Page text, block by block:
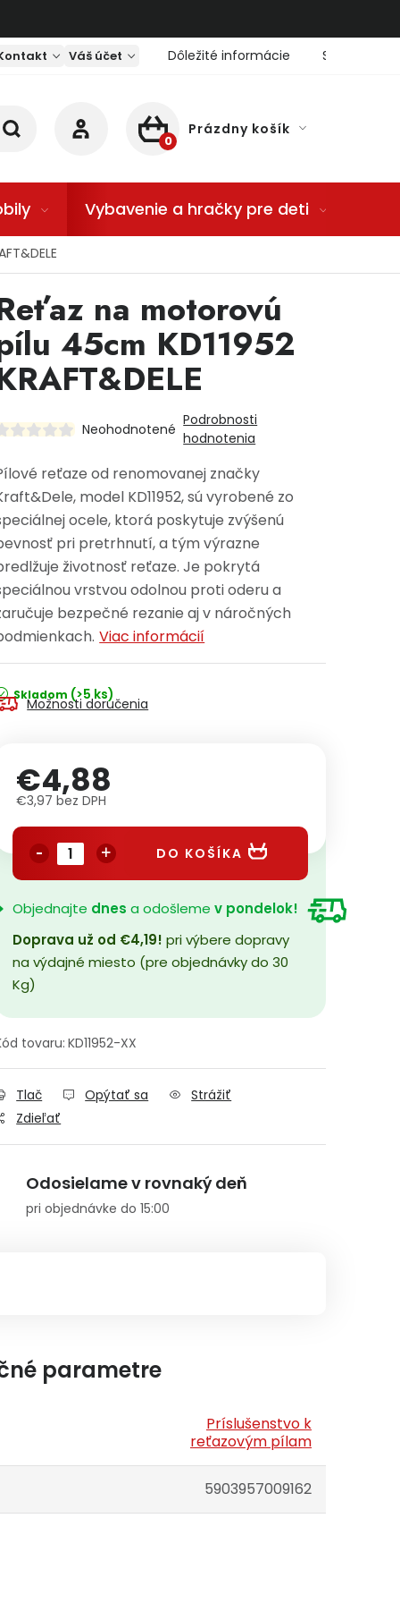
Váš účet Dôležité informácie Servis
NÁKUPNÝ KOŠÍK
Prázdny košík
Vybavenie a hračky pre deti
na motorovú
45cm KD11952
Neohodnotené
Podrobnosti
hodnotenia
reťaze od renomovanej značky
model KD11952, sú vyrobené zo
ocele, ktorá poskytuje zvýšenú
pri pretrhnutí, a tým výrazne
životnosť reťaze. Je pokrytá
vrstvou odolnou proti oderu a
bezpečné rezanie aj v náročných
Viac informácií
Skladom (>5 ks)
Možnosti doručenia
€4,88
€3,97 bez DPH
DO KOŠÍKA
Objednajte dnes a odošlemev pondelok!
Doprava už od €4,19! pri výbere dopravy
na výdajné miesto (pre objednávky do 30
Kg)
tovaru: KD11952-XX
Tlač Opýtať sa
Strážiť
Zdieľať
Odosielame v rovnaký deň
pri objednávke do 15:00
parametre
Príslušenstvo k
reťazovým pílam
5903957009162